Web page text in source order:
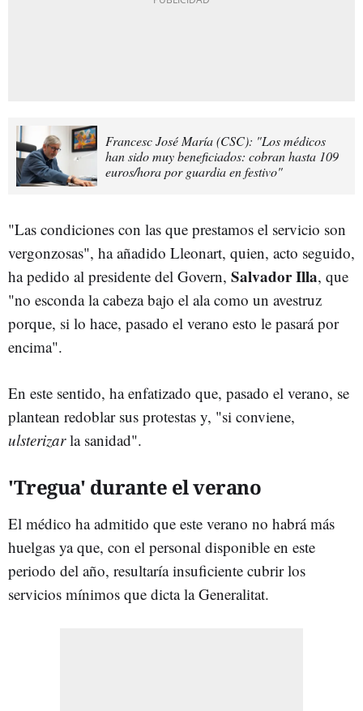
Francesc José María (CSC): "Los médicos
han sido muy beneficiados: cobran hasta 109
euros/hora por guardia en festivo"
"Las condiciones con las que prestamos el servicio son
vergonzosas", ha añadido Lleonart, quien, acto seguido,
ha pedido al presidente del Govern, Salvador Illa, que
"no esconda la cabeza bajo el ala como un avestruz
porque, si lo hace, pasado el verano esto le pasará por
encima".
En este sentido, ha enfatizado que, pasado el verano, se
plantean redoblar sus protestas y, "si conviene,
ulsterizarla sanidad".
'Tregua' durante el verano
El médico ha admitido que este verano no habrá más
huelgas ya que, con el personal disponible en este
periodo del año, resultaría insuficiente cubrir los
servicios mínimos que dicta la Generalitat.